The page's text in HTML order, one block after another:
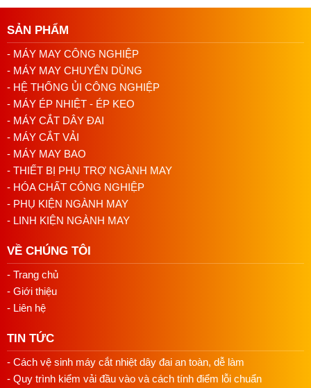
Thông số kỹ thuật bàn là hơi nước
SIPUBA 888 chi tiết
Bảng thông số đầy đủ
Thông số
Model
Xuất xứ Taiwan
Công suất
Dung tích bình nước 5 lít
Loại củ bơm
Số lỗ hơi
Điều chỉnh nhiệt 5 mức (60°C - 200°C)
05/08/2026 10:52 AM
Cách lắp kim máy vắt sổ đúng chiều tránh
bỏ mũi
03/08/2026 10:22 AM
SẢN PHẨM
- MÁY MAY CÔNG NGHIỆP
- MÁY MAY CHUYÊN DÙNG
- HỆ THỐNG ỦI CÔNG NGHIỆP
- MÁY ÉP NHIỆT - ÉP KEO
- MÁY CẮT DÂY ĐAI
- MÁY CẮT VẢI
- MÁY MAY BAO
- THIẾT BỊ PHỤ TRỢ NGÀNH MAY
- HÓA CHẤT CÔNG NGHIỆP
- PHỤ KIỆN NGÀNH MAY
- LINH KIỆN NGÀNH MAY
VỀ CHÚNG TÔI
- Trang chủ
- Giới thiệu
- Liên hệ
TIN TỨC
- Cách vệ sinh máy cắt nhiệt dây đai an toàn, dễ làm
- Quy trình kiểm vải đầu vào và cách tính điểm lỗi chuẩn